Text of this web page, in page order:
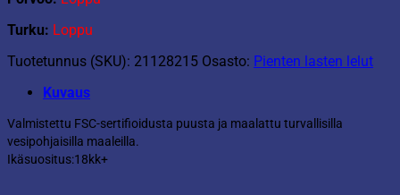
Turku: Loppu
Tuotetunnus (SKU): 21128215 Osasto: Pienten lasten lelut
Kuvaus
Valmistettu FSC-sertifioidusta puusta ja maalattu turvallisilla
vesipohjaisilla maaleilla.
Ikäsuositus:18kk+